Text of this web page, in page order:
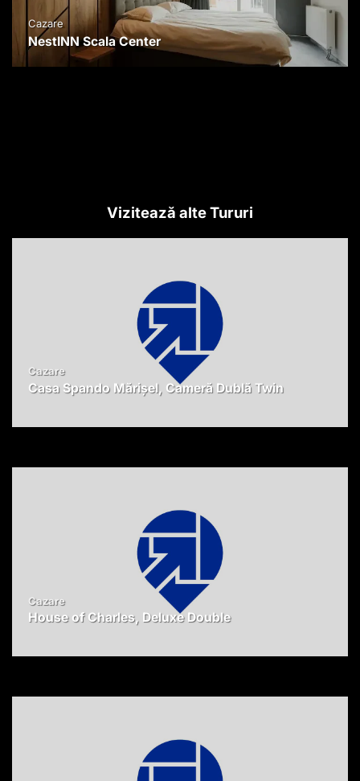
Cazare
NestINN Scala Center
Vizitează alte Tururi
Cazare
Casa Spando Mărișel, Cameră Dublă Twin
Cazare
House of Charles, Deluxe Double